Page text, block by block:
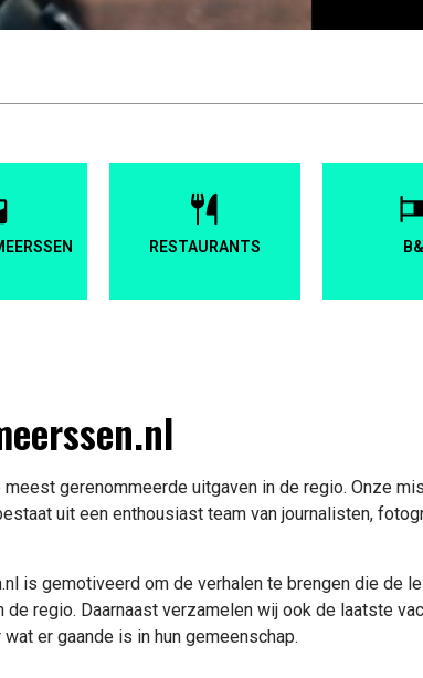
RESTAURANTS
gerenommeerde uitgaven in de regio. Onze
uit een enthousiast team van journalisten,
is gemotiveerd om de verhalen te brengen die de
de regio. Daarnaast verzamelen wij ook de laatste
er gaande is in hun gemeenschap.